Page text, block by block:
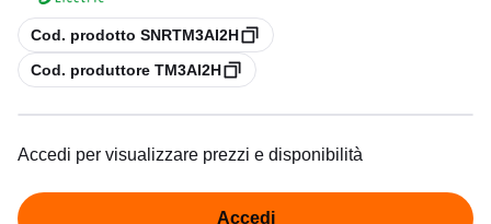
copiaCod. prodotto SNRTM3AI2H
copiaCod. produttore TM3AI2H
Accedi per visualizzare prezzi e disponibilità
Accedi